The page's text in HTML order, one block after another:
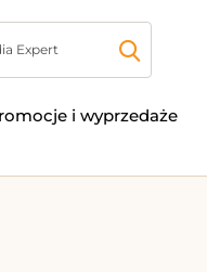
i wyprzedaże